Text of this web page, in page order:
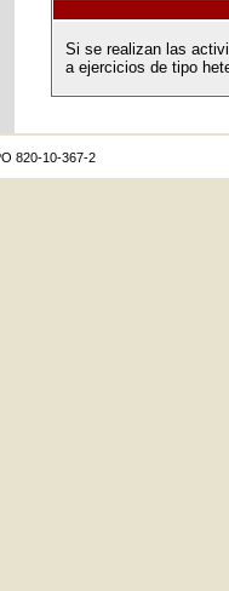
Si se realizan las
a ejercicios de tipo
820-10-367-2